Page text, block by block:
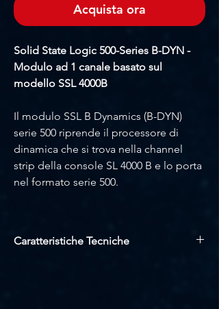
Acquista ora
Solid State Logic 500-Series B-DYN -
Modulo ad 1 canale basato sul
modello SSL 4000B
Il modulo SSL B Dynamics (B-DYN)
serie 500 riprende il processore di
dinamica che si trova nella channel
strip della console SL 4000 B e lo porta
nel formato serie 500.
Solid State Logic ed è stata per anni il
Caratteristiche Tecniche